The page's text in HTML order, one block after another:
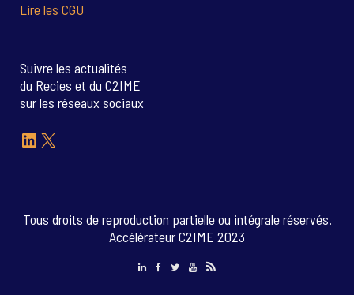
Lire les CGU
Suivre les actualités
du Recies et du C2IME
sur les réseaux sociaux
LinkedIn
X
Tous droits de reproduction partielle ou intégrale réservés.
Accélérateur C2IME 2023